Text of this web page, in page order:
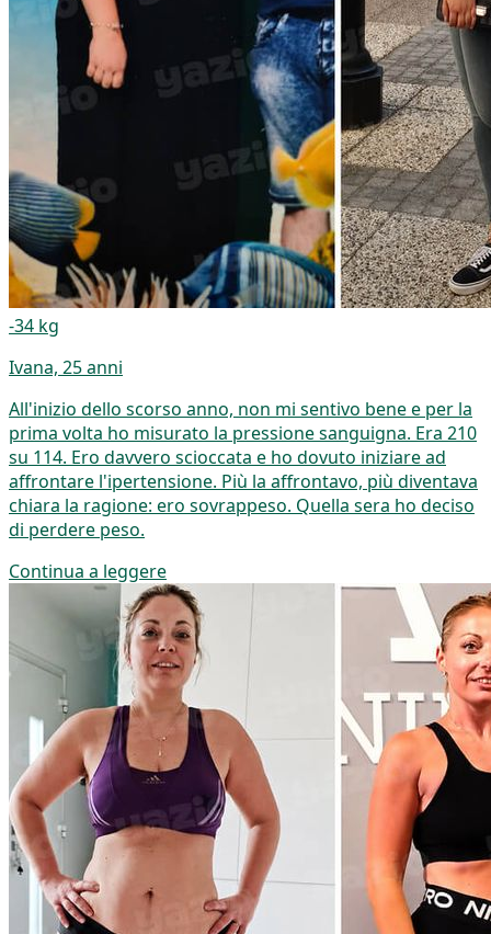
-34 kg
Ivana, 25 anni
All'inizio dello scorso anno, non mi sentivo bene e per la
prima volta ho misurato la pressione sanguigna. Era 210
su 114. Ero davvero scioccata e ho dovuto iniziare ad
affrontare l'ipertensione. Più la affrontavo, più diventava
chiara la ragione: ero sovrappeso. Quella sera ho deciso
di perdere peso.
Continua a leggere